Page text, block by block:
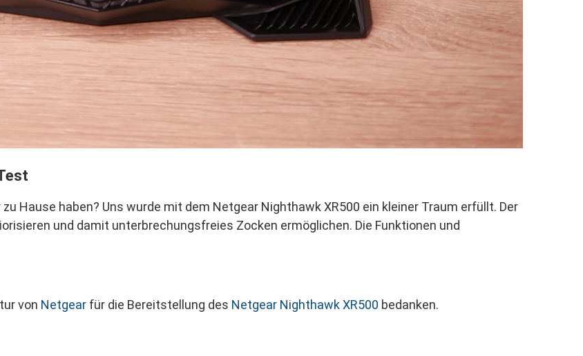
Hause haben? Uns wurde mit dem Netgear Nighthawk XR500 ein kleiner Traum erfüllt. Der
und damit unterbrechungsfreies Zocken ermöglichen. Die Funktionen und
von Netgear für die Bereitstellung des Netgear Nighthawk XR500 bedanken.